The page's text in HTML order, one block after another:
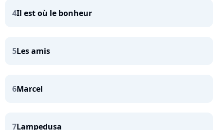
4Il est où le bonheur
5Les amis
6Marcel
7Lampedusa